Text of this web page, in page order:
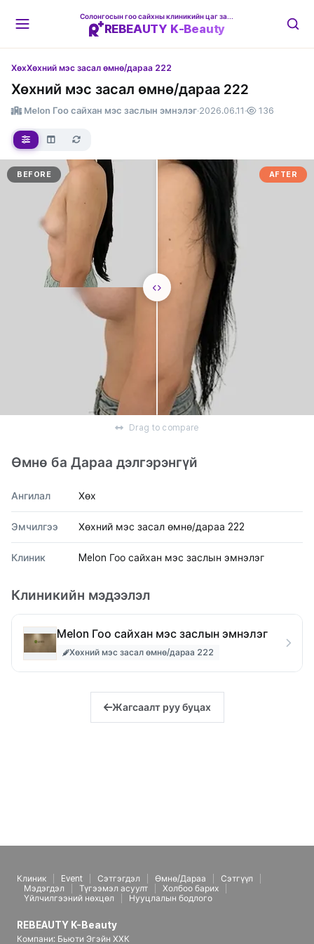
REBEAUTY K-Beauty
ХөхХөхний мэс засал өмнө/дараа 222
Хөхний мэс засал өмнө/дараа 222
Melon Гоо сайхан мэс заслын эмнэлэг·2026.06.11 · 136
AFTER
BEFORE
Drag to compare
Өмнө ба Дараа дэлгэрэнгүй
Ангилал Хөх
Эмчилгээ Хөхний мэс засал өмнө/дараа 222
Клиник Melon Гоо сайхан мэс заслын эмнэлэг
Клиникийн мэдээлэл
Melon Гоо сайхан мэс заслын эмнэлэг
Хөхний мэс засал өмнө/дараа 222
Жагсаалт руу буцах
Клиник Event Сэтгэгдэл Өмнө/Дараа
Сэтгүүл
Мэдэгдэл
Түгээмэл асуулт
Холбоо барих
Үйлчилгээний нөхцөл
Нууцлалын бодлого
REBEAUTY K-Beauty
Компани: Бьюти Эгэйн ХХК